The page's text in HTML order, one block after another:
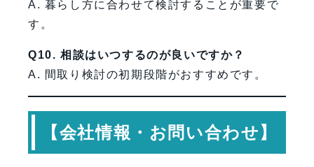
A. 暮らし方に合わせて検討することが重要で
す。
Q10. 相談はいつするのが良いですか？
A. 間取り検討の初期段階がおすすめです。
【会社情報・お問い合わせ】